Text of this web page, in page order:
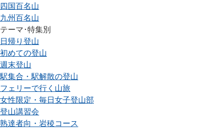
四国百名山
九州百名山
テーマ･特集別
日帰り登山
初めての登山
週末登山
駅集合・駅解散の登山
フェリーで行く山旅
女性限定・毎日女子登山部
登山講習会
熟達者向・岩稜コース